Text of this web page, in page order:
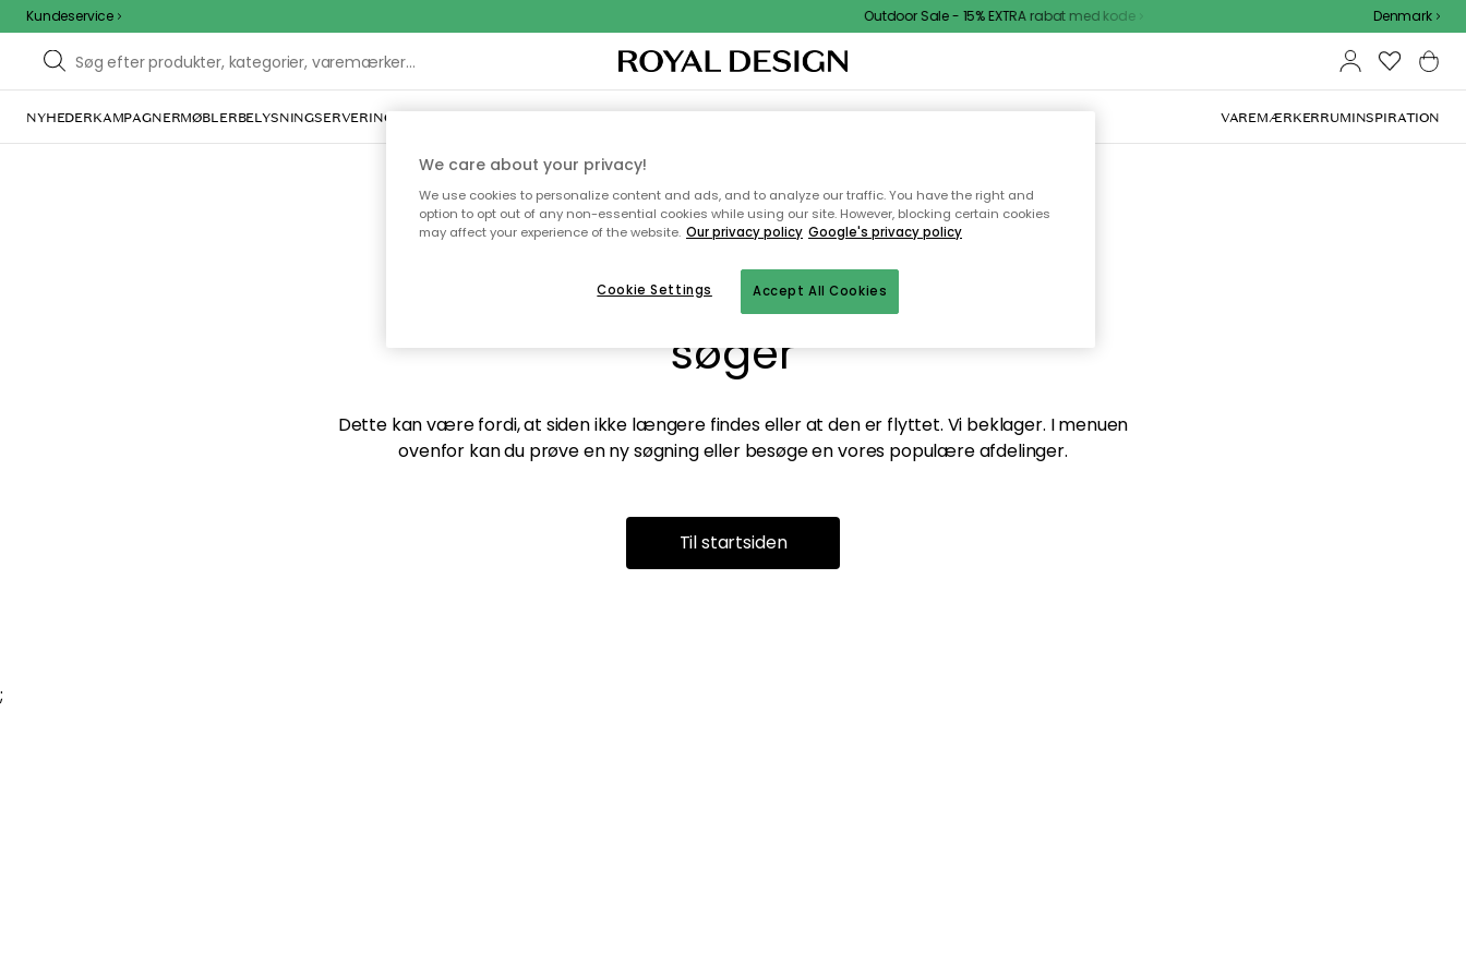
Kundeservice Outdoor Sale - 15% EXTRA rabat med kode Denmark
NYHEDERKAMPAGNERMØBLERBELYSNINGSERVERING INDRETNINGTEKSTIL & TÆPPERKØKKENETOPBEVARINGHAVEMØBLER VAREMÆRKERRUMINSPIRATION
Vi fandt desværre ikke siden du
søger
Dette kan være fordi, at siden ikke længere findes eller at den er flyttet. Vi beklager. I menuen
ovenfor kan du prøve en ny søgning eller besøge en vores populære afdelinger.
Til startsiden
;
We care about your privacy!
We use cookies to personalize content and ads, and to analyze our traffic. You have the right and
option to opt out of any non-essential cookies while using our site. However, blocking certain cookies
may affect your experience of the website. Our privacy policy Google's privacy policy
Accept All Cookies
Cookie Settings